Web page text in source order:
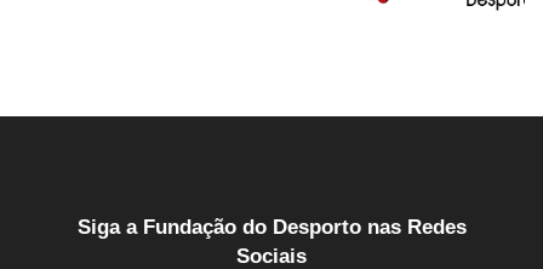
Siga a Fundação do Desporto nas Redes
Sociais